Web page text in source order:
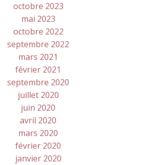
octobre 2023
mai 2023
octobre 2022
septembre 2022
mars 2021
février 2021
septembre 2020
juillet 2020
juin 2020
avril 2020
mars 2020
février 2020
janvier 2020